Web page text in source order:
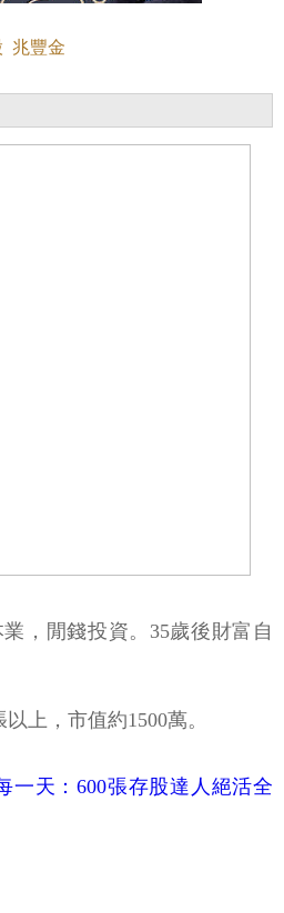
兆豐金
，閒錢投資。35歲後財富自
上，市值約1500萬。
一天：600張存股達人絕活全